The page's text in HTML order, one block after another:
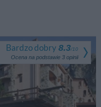
Bardzo dobry 8.3/10
Ocena na podstawie 3 opinii